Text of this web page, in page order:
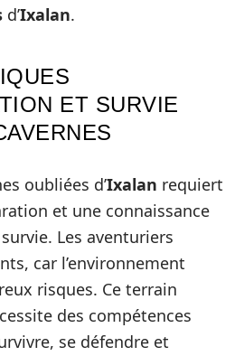
d’Ixalan.
ET SURVIE
oubliées d’Ixalan requiert
et une connaissance
Les aventuriers
car l’environnement
risques. Ce terrain
des compétences
se défendre et